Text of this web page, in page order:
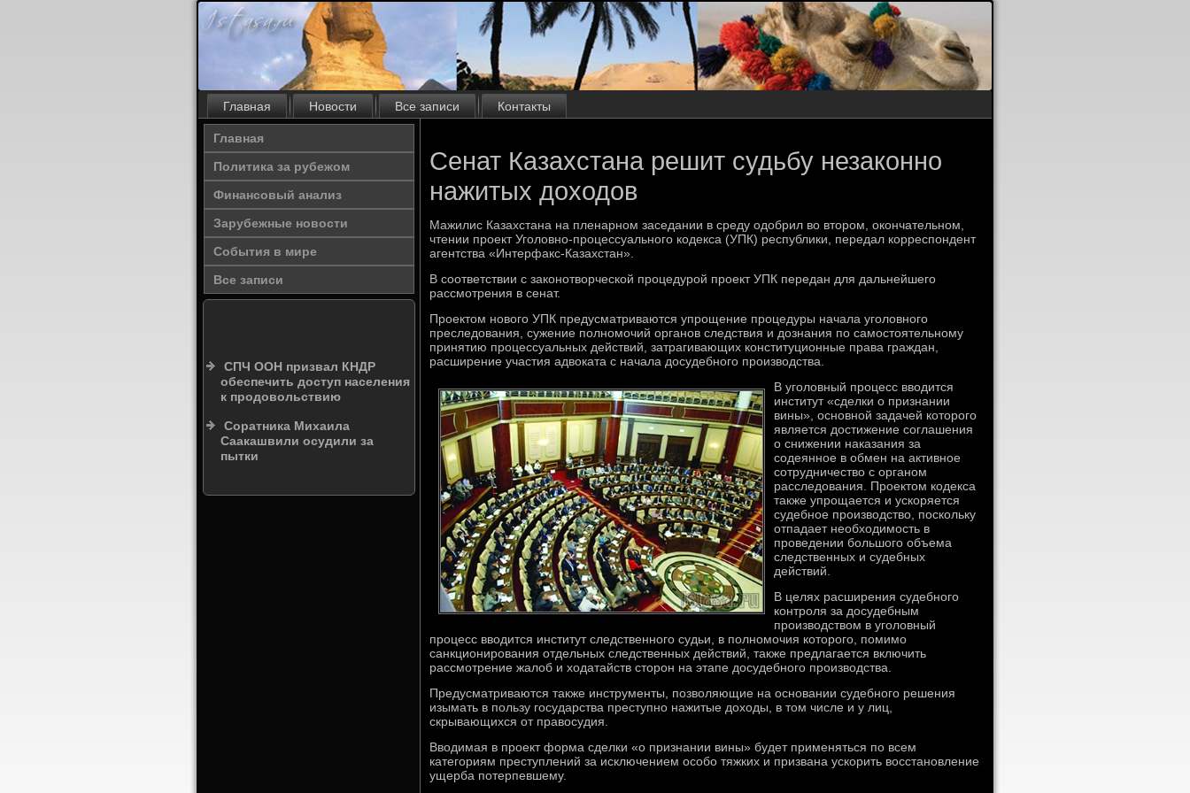
Главная Новости Все записи Контакты
Главная
Политика за рубежом
Финансовый анализ
Зарубежные новости
События в мире
Все записи
СПЧ ООН призвал КНДР
обеспечить доступ населения
к продовольствию
Соратника Михаила
Саакашвили осудили за
пытки
Сенат Казахстана решит судьбу незаконно
нажитых доходов
Мажилис Казахстана на пленарном заседании в среду одобрил во втором, окончательном,
чтении проект Уголовно-процессуального кодекса (УПК) республики, передал корреспондент
агентства «Интерфакс-Казахстан».
В соответствии с законотворческой процедурой проект УПК передан для дальнейшего
рассмотрения в сенат.
Проектом нового УПК предусматриваются упрощение процедуры начала уголовного
преследования, сужение полномочий органов следствия и дознания по самостоятельному
принятию процессуальных действий, затрагивающих конституционные права граждан,
расширение участия адвоката с начала досудебного производства.
В уголовный процесс вводится
институт «сделки о признании
вины», основной задачей которого
является достижение соглашения
о снижении наказания за
содеянное в обмен на активное
сотрудничество с органом
расследования. Проектом кодекса
также упрощается и ускоряется
судебное производство, поскольку
отпадает необходимость в
проведении большого объема
следственных и судебных
действий.
В целях расширения судебного
контроля за досудебным
производством в уголовный
процесс вводится институт следственного судьи, в полномочия которого, помимо
санкционирования отдельных следственных действий, также предлагается включить
рассмотрение жалоб и ходатайств сторон на этапе досудебного производства.
Предусматриваются также инструменты, позволяющие на основании судебного решения
изымать в пользу государства преступно нажитые доходы, в том числе и у лиц,
скрывающихся от правосудия.
Вводимая в проект форма сделки «о признании вины» будет применяться по всем
категориям преступлений за исключением особо тяжких и призвана ускорить восстановление
ущерба потерпевшему.